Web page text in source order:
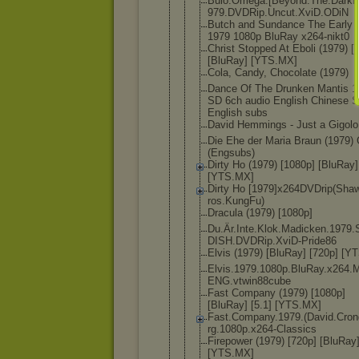
979.DVDRip.Uncut.XviD.ODiN
Butch and Sundance The Early
1979 1080p BluRay x264-nikt0
Christ Stopped At Eboli (1979)
[BluRay] [YTS.MX]
Cola, Candy, Chocolate (1979)
Dance Of The Drunken Mantis
SD 6ch audio English Chinese
English subs
David Hemmings - Just a Gigolo
Die Ehe der Maria Braun (1979)
(Engsubs)
Dirty Ho (1979) [1080p] [BluRay]
[YTS.MX]
Dirty Ho [1979]x264D
ros.KungFu)
Dracula (1979) [1080p]
Du.Är.Inte. Klok.Madick
DISH.DVDRip.XviD-Pride86
Elvis (1979) [BluRay] [720p]
Elvis.1979.1080p.BluRa
ENG.vtwin88cube
Fast Company (1979) [1080p]
[BluRay] [5.1] [YTS.MX]
Fast.Company.1979.(Dav
rg.1080p.x264-Classics
Firepower (1979) [720p] [BluRay]
[YTS.MX]